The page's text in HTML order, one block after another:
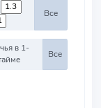
Все
в 1-
Все